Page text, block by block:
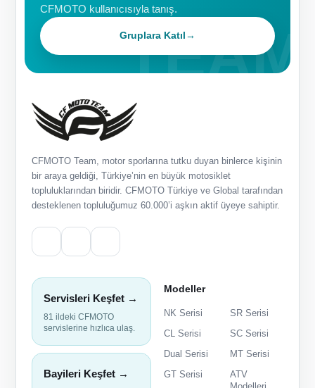
CFMOTO kullanıcısıyla tanış.
Gruplara Katıl→
CFMOTO Team, motor sporlarına tutku duyan binlerce kişinin
bir araya geldiği, Türkiye’nin en büyük motosiklet
topluluklarından biridir. CFMOTO Türkiye ve Global tarafından
desteklenen topluluğumuz 60.000’i aşkın aktif üyeye sahiptir.
Servisleri Keşfet →
81 ildeki CFMOTO
servislerine hızlıca ulaş.
Bayileri Keşfet →
Modeller
NK Serisi
SR Serisi
CL Serisi
SC Serisi
Dual Serisi
MT Serisi
GT Serisi
ATV